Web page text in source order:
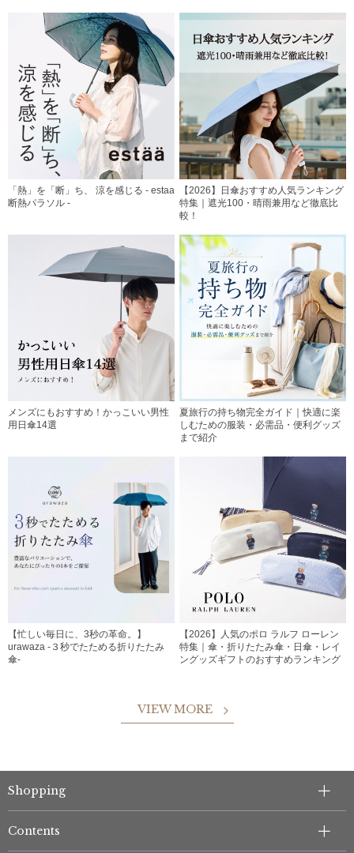
「熱」を「断」ち、 涼を感じる - estaa
断熱パラソル -
【2026】日傘おすすめ人気ランキング
特集｜遮光100・晴雨兼用など徹底比
較！
メンズにもおすすめ！かっこいい男性
用日傘14選
夏旅行の持ち物完全ガイド｜快適に楽
しむための服装・必需品・便利グッズ
まで紹介
【忙しい毎日に、3秒の革命。】
urawaza -３秒でたためる折りたたみ
傘-
【2026】人気のポロ ラルフ ローレン
特集｜傘・折りたたみ傘・日傘・レイ
ングッズギフトのおすすめランキング
VIEW MORE
Shopping
Contents